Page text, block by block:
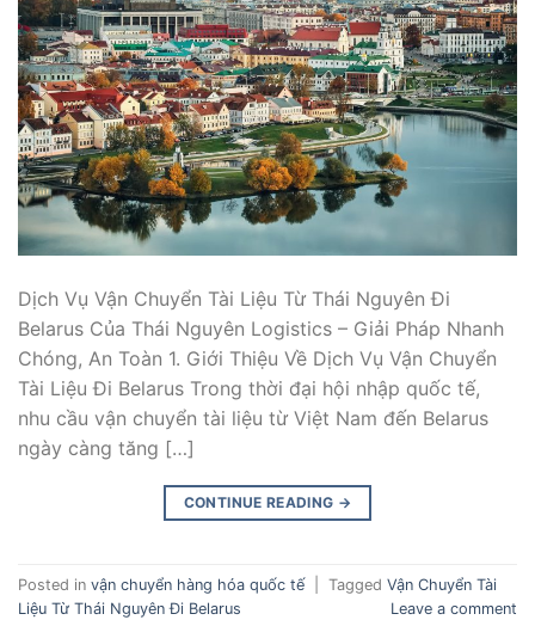
Dịch Vụ Vận Chuyển Tài Liệu Từ Thái Nguyên Đi
Belarus Của Thái Nguyên Logistics – Giải Pháp Nhanh
Chóng, An Toàn 1. Giới Thiệu Về Dịch Vụ Vận Chuyển
Tài Liệu Đi Belarus Trong thời đại hội nhập quốc tế,
nhu cầu vận chuyển tài liệu từ Việt Nam đến Belarus
ngày càng tăng […]
CONTINUE READING →
Posted in vận chuyển hàng hóa quốc tế Tagged Vận Chuyển Tài
Liệu Từ Thái Nguyên Đi Belarus
Leave a comment